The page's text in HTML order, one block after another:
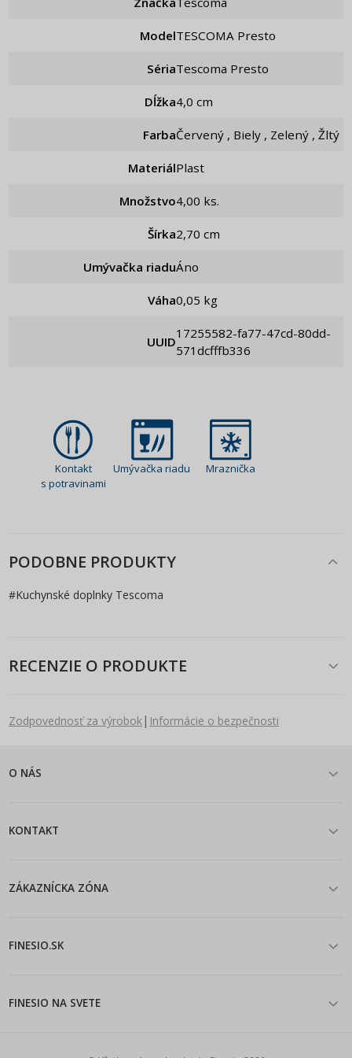
Model TESCOMA Presto
Séria Tescoma Presto
Dĺžka 4,0 cm
Farba Červený , Biely , Zelený , Žltý
Materiál Plast
Množstvo 4,00 ks.
Šírka 2,70 cm
Umývačka riadu Áno
Váha 0,05 kg
UUID
17255582-fa77-47cd-80dd-
571dcfffb336
Kontakt
s potravinami
Umývačka riadu Mraznička
PODOBNE PRODUKTY
#Kuchynské doplnky Tescoma
RECENZIE O PRODUKTE
Zodpovednosť za výrobok| Informácie o bezpečnosti
O NÁS
KONTAKT
ZÁKAZNÍCKA ZÓNA
FINESIO.SK
FINESIO NA SVETE